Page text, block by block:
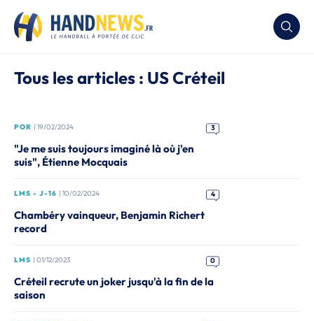
Tous les articles : US Créteil
POR | 19/02/2024 3
"Je me suis toujours imaginé là où j'en
suis", Étienne Mocquais
LMS - J-16 | 10/02/2024 4
Chambéry vainqueur, Benjamin Richert
record
LMS | 01/12/2023 0
Créteil recrute un joker jusqu'à la fin de la
saison